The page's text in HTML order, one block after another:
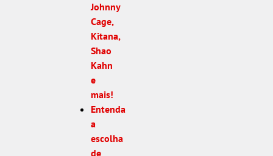
Johnny
Cage,
Kitana,
Shao
Kahn
e
mais!
Entenda
a
escolha
de